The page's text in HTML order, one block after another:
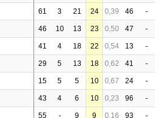
61 3 21 24 0,39 46 -
46 10 13 23 0,50 47 -
41 4 18 22 0,54 13 -
29 5 13 18 0,62 41 -
15 5 5 10 0,67 24 -
43 4 6 10 0,23 96 -
55 - 9 9 0,16 93 -